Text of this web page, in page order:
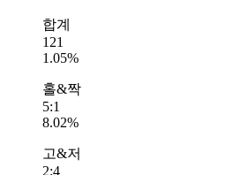
합계
121
1.05%
홀&짝
5:1
8.02%
고&저
2:4